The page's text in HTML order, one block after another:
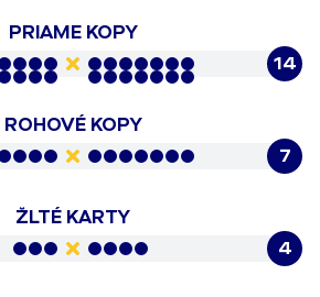
PRIAME KOPY
14
ROHOVÉ KOPY
7
ŽLTÉ KARTY
4